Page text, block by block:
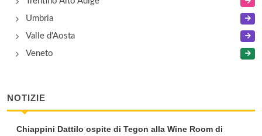
Umbria
Valle d'Aosta
Veneto
NOTIZIE
Chiappini Dattilo ospite di Tegon alla Wine Room di